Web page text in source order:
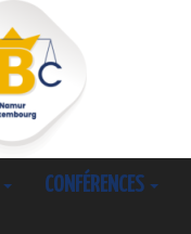
CONFÉRENCES